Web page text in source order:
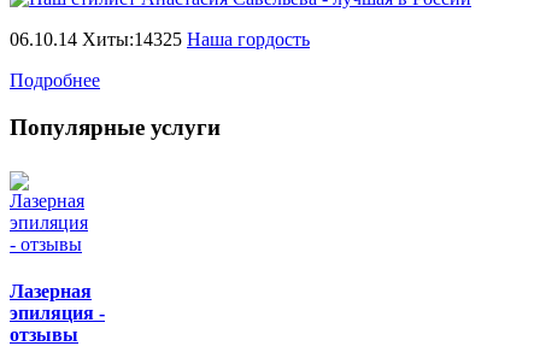
06.10.14 Хиты:14325 Наша гордость
Подробнее
Популярные услуги
Лазерная
эпиляция -
отзывы